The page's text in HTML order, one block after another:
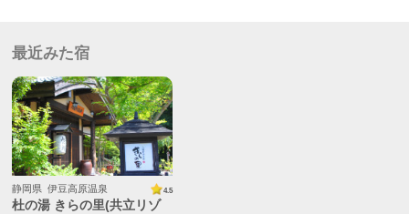
最近みた宿
静岡県 伊豆高原温泉 4.5
杜の湯 きらの里(共立リゾ